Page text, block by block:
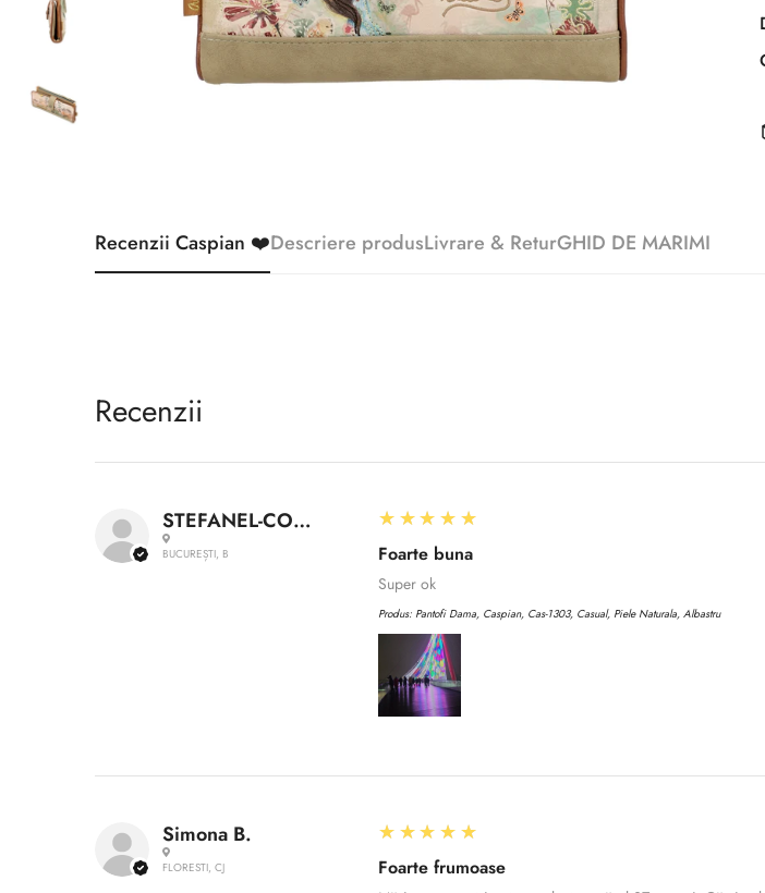
Recenzii Caspian ❤️Descriere produsLivrare & ReturGHID DE MARIMI
Recenzii
STEFANEL-CONSTANTIN A.
BUCUREȘTI, B
5
★★★★★
Foarte buna
Super ok
Produs: Pantofi Dama, Caspian, Cas-1303, Casual, Piele Naturala, Albastru
Simona B.
FLORESTI, CJ
5
★★★★★
Foarte frumoase